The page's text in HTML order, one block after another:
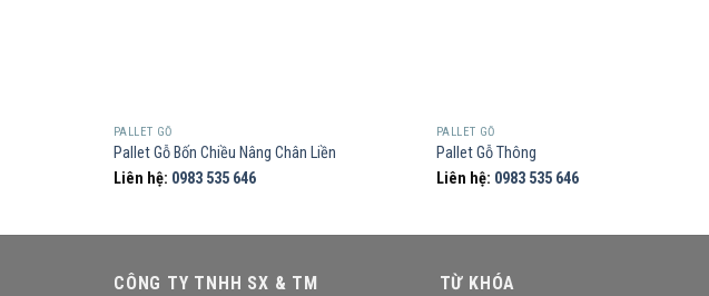
PALLET GỖ
Pallet Gỗ Bốn Chiều Nâng Chân Liền
Liên hệ: 0983 535 646
PALLET GỖ
Pallet Gỗ Thông
Liên hệ: 0983 535 646
CÔNG TY TNHH SX & TM
TỪ KHÓA